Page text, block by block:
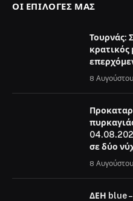
ΟΙ ΕΠΙΛΟΓΈΣ ΜΑΣ
Τουρνάς:
κρατικός
8
σε δύο
8
ΔΕΗ blue